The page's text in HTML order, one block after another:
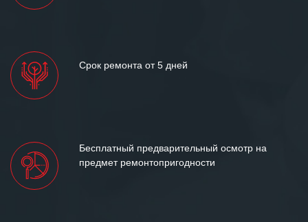
Срок ремонта от 5 дней
Бесплатный предварительный осмотр на
предмет ремонтопригодности